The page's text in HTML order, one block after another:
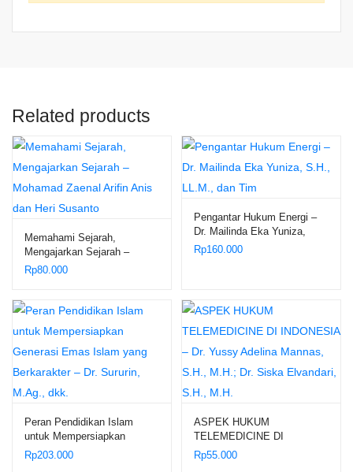
Related products
Memahami Sejarah,
Mengajarkan Sejarah –
Mohamad Zaenal Arifin Anis
Rp80.000
Pengantar Hukum Energi –
Dr. Mailinda Eka Yuniza,
S.H., LL.M., dan Tim
Rp160.000
Peran Pendidikan Islam
untuk Mempersiapkan
Generasi Emas Islam yang
Berkarakter – Dr. Sururin,
Rp203.000
ASPEK HUKUM
TELEMEDICINE DI
INDONESIA – Dr. Yussy
Adelina Mannas, S.H., M.H.;
Rp55.000